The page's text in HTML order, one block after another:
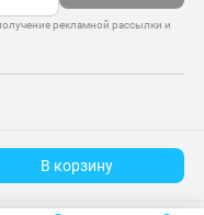
В корзину
рекламной рассылки и